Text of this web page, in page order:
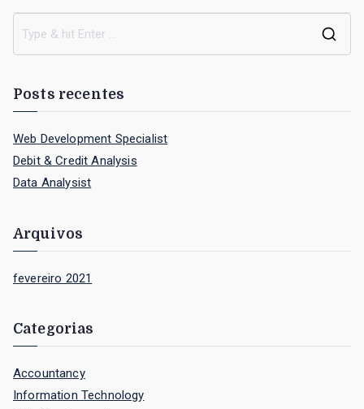
Post
Posts recentes
Web Development Specialist
Debit & Credit Analysis
Data Analysist
Arquivos
fevereiro 2021
Categorias
Accountancy
Information Technology